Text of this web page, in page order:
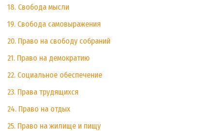
18. Свобода мысли
19. Свобода самовыражения
20. Право на свободу собраний
21. Право на демократию
22. Социальное обеспечение
23. Права трудящихся
24. Право на отдых
25. Право на жилище и пищу